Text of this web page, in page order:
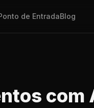
de EntradaBlog
com